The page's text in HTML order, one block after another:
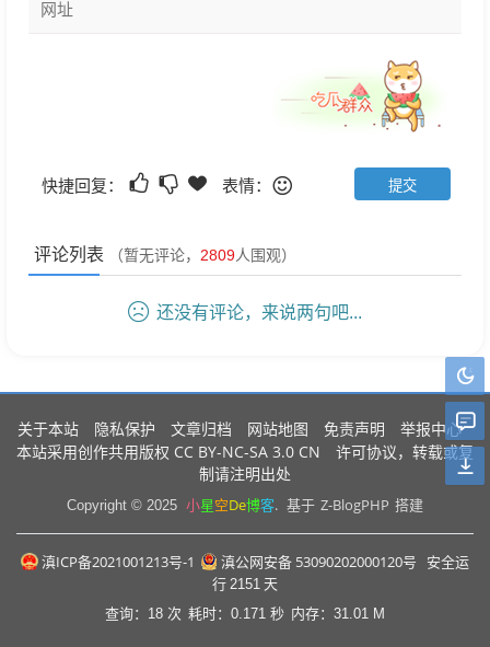
快捷回复： 表情：
评论列表 （暂无评论， 2809人围观）
还没有评论，来说两句吧...
关于本站 隐私保护 文章归档 网站地图 免责声明 举报中心
本站采用创作共用版权 CC BY-NC-SA 3.0 CN
许可协议，转载或复
制请注明出处
Copyright © 2025 小星空De博客. 基于 Z-BlogPHP 搭建
滇ICP备2021001213号-1 滇公网安备 53090202000120号
安全运
行 2151 天
查询：18 次 耗时：0.171 秒 内存：31.01 M